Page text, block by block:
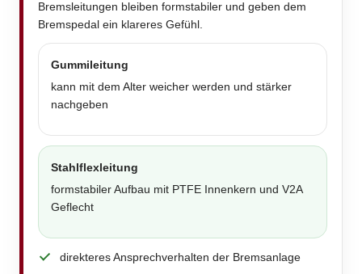
Bremsleitungen bleiben formstabiler und geben dem
Bremspedal ein klareres Gefühl.
Gummileitung
kann mit dem Alter weicher werden und stärker
nachgeben
Stahlflexleitung
formstabiler Aufbau mit PTFE Innenkern und V2A
Geflecht
direkteres Ansprechverhalten der Bremsanlage